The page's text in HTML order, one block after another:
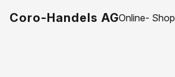
Coro-Handels AGOnline- Shop